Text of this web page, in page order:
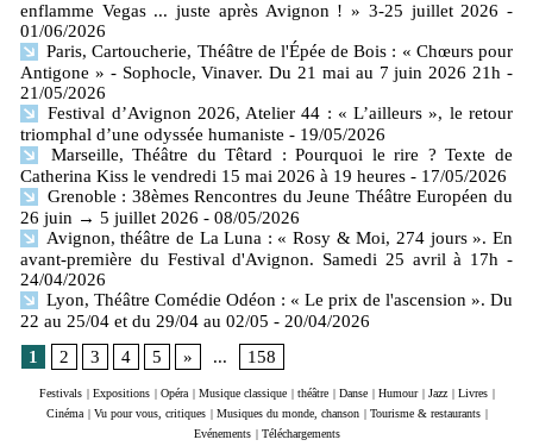
enflamme Vegas ... juste après Avignon ! » 3-25 juillet 2026 -
01/06/2026
Paris, Cartoucherie, Théâtre de l'Épée de Bois : « Chœurs pour
Antigone » - Sophocle, Vinaver. Du 21 mai au 7 juin 2026 21h -
21/05/2026
Festival d’Avignon 2026, Atelier 44 : « L’ailleurs », le retour
triomphal d’une odyssée humaniste - 19/05/2026
Marseille, Théâtre du Têtard : Pourquoi le rire ? Texte de
Catherina Kiss le vendredi 15 mai 2026 à 19 heures - 17/05/2026
Grenoble : 38èmes Rencontres du Jeune Théâtre Européen du
26 juin → 5 juillet 2026 - 08/05/2026
Avignon, théâtre de La Luna : « Rosy & Moi, 274 jours ». En
avant-première du Festival d'Avignon. Samedi 25 avril à 17h -
24/04/2026
Lyon, Théâtre Comédie Odéon : « Le prix de l'ascension ». Du
22 au 25/04 et du 29/04 au 02/05 - 20/04/2026
1
2 3 4 5 » ... 158
Festivals Expositions Opéra Musique classique théâtre Danse Humour Jazz Livres
Cinéma
Vu pour vous, critiques Musiques du monde, chanson Tourisme & restaurants
Evénements
Téléchargements